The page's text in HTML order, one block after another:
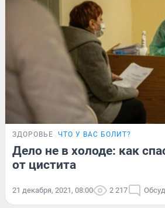
ЗДОРОВЬЕ ЧТО У ВАС БОЛИТ?
Дело не в холоде: как
от цистита
21 декабря, 2021, 08:00 2 217